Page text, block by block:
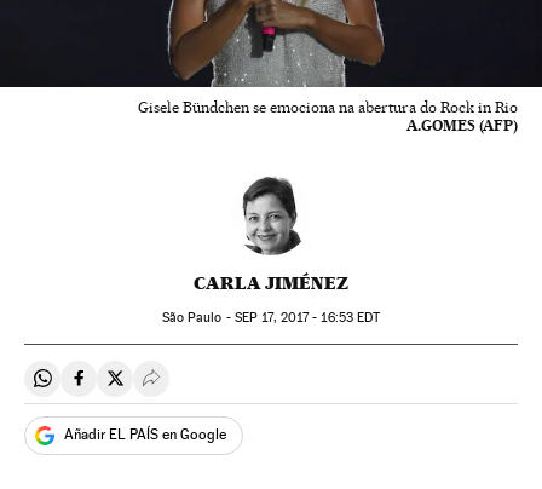
Gisele Bündchen se emociona na abertura do Rock in Rio
A.GOMES (AFP)
CARLA JIMÉNEZ
São Paulo - SEP 17, 2017 - 16:53EDT
Compartir en Whatsapp
Compartir en Facebook
Compartir en Twitter
Desplegar Redes Sociales
Añadir EL PAÍS en Google